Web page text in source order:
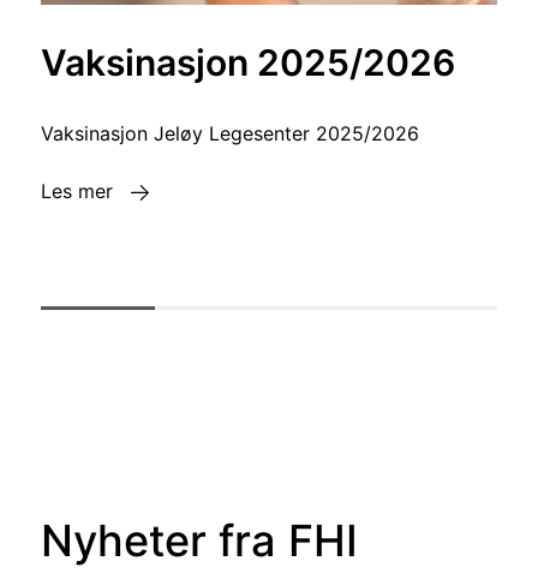
Vaksinasjon 2025/2026
Vaksinasjon Jeløy Legesenter 2025/2026
Les mer
Nyheter fra FHI